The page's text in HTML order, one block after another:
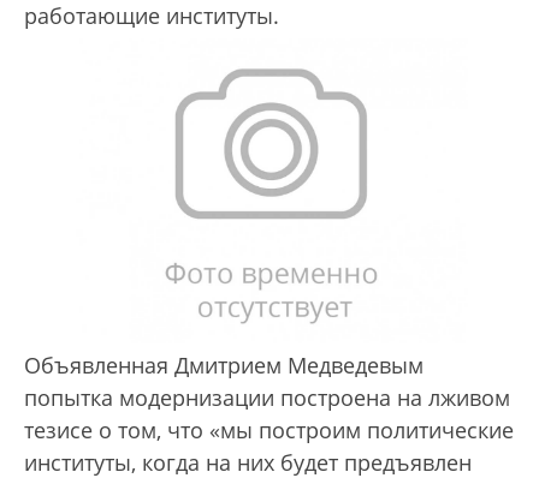
работающие институты.
Объявленная Дмитрием Медведевым
попытка модернизации построена на лживом
тезисе о том, что «мы построим политические
институты, когда на них будет предъявлен